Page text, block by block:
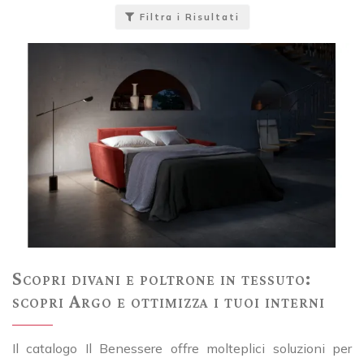
Filtra i Risultati
Scopri divani e poltrone in tessuto:
scopri Argo e ottimizza i tuoi interni
Il catalogo Il Benessere offre molteplici soluzioni per